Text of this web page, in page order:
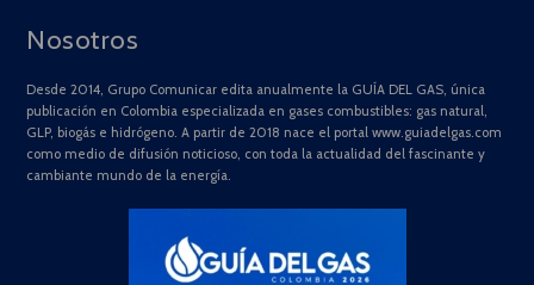
Nosotros
Desde 2014, Grupo Comunicar edita anualmente la GUÍA DEL GAS, única
publicación en Colombia especializada en gases combustibles: gas natural,
GLP, biogás e hidrógeno. A partir de 2018 nace el portal www.guiadelgas.com
como medio de difusión noticioso, con toda la actualidad del fascinante y
cambiante mundo de la energía.